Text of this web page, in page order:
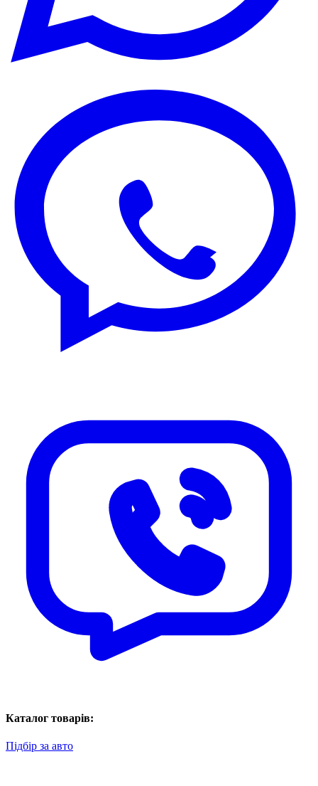
Каталог товарів:
Підбір за авто